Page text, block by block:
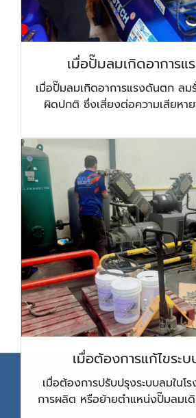
เมื่อปั๊มลมเกิดอาการ
เมื่อปั๊มลมเกิดอาการแรงดันตก ล
ผิดปกติ ซึ่งเสี่ยงต่อความเสียหา
เมื่อต้องการแก้ไขระ
เมื่อต้องการปรับปรุงระบบลมในโ
การผลิต หรือย้ายตำแหน่งปั๊มลมเ